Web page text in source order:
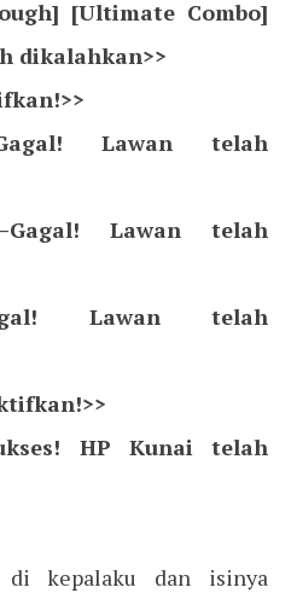
[Ultimate Combo]
dikalahkan>>
Lawan telah
Lawan telah
Lawan telah
HP Kunai telah
kepalaku dan isinya